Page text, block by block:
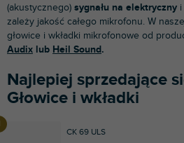
(akustycznego) sygnału na elektryczny
zależy jakość całego mikrofonu. W
głowice i wkładki mikrofonowe od
Audix lub Heil Sound.
Najlepiej sprzedające
Głowice i wkładki
CK 69 ULS